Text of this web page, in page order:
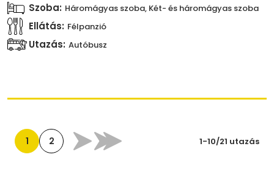
Szoba: Háromágyas szoba, Két- és háromágyas szoba
Ellátás: Félpanzió
Utazás: Autóbusz
1 2 1-10/21 utazás